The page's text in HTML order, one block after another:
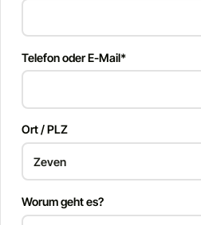
Telefon oder E-Mail*
Ort / PLZ
Worum geht es?